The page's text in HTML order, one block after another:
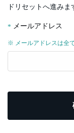
ドリセットへ進みま
メールアドレス
※ メールアドレスは全